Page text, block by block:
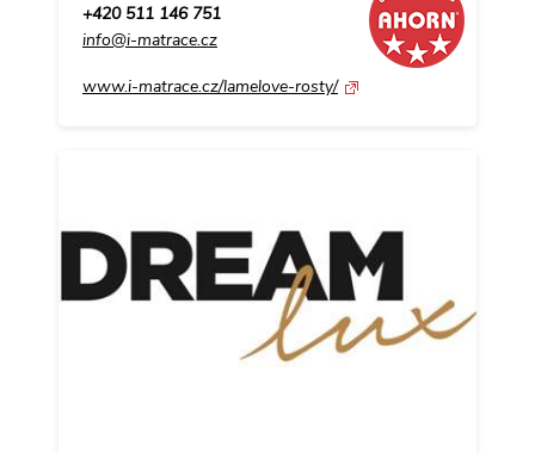
+420 511 146 751
info@i-matrace.cz
www.i-matrace.cz/lamelove-rosty/